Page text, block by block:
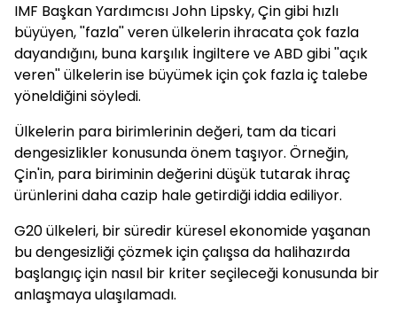
IMF Başkan Yardımcısı John Lipsky, Çin gibi hızlı
büyüyen, ''fazla'' veren ülkelerin ihracata çok fazla
dayandığını, buna karşılık İngiltere ve ABD gibi ''açık
veren'' ülkelerin ise büyümek için çok fazla iç talebe
yöneldiğini söyledi.
Ülkelerin para birimlerinin değeri, tam da ticari
dengesizlikler konusunda önem taşıyor. Örneğin,
Çin'in, para biriminin değerini düşük tutarak ihraç
ürünlerini daha cazip hale getirdiği iddia ediliyor.
G20 ülkeleri, bir süredir küresel ekonomide yaşanan
bu dengesizliği çözmek için çalışsa da halihazırda
başlangıç için nasıl bir kriter seçileceği konusunda bir
anlaşmaya ulaşılamadı.